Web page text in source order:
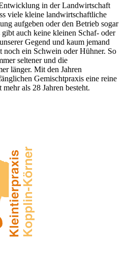
in der Landwirtschaft
viele kleine landwirtschaftliche
aufgeben oder den Betrieb sogar
gibt auch keine kleinen Schaf- oder
Gegend und kaum jemand
ein Schwein oder Hühner. So
seltener und die
länger. Mit den Jahren
Gemischtpraxis eine reine
als 28 Jahren besteht.